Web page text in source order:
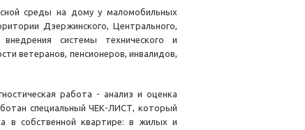
среды на дому у маломобильных
Дзержинского, Центрального,
системы технического и
ветеранов, пенсионеров, инвалидов,
работа - анализ и оценка
специальный ЧЕК-ЛИСТ, который
в собственной квартире: в жилых и